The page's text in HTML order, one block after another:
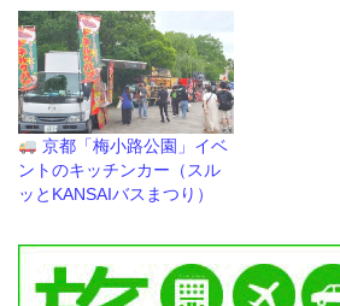
京都「梅小路公園」イベ
ントのキッチンカー（スル
ッとKANSAIバスまつり）